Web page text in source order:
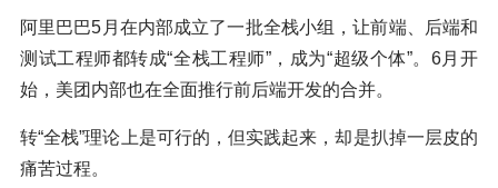
阿里巴巴5月在内部成立了一批全栈小组，让前端、后端和
测试工程师都转成“全栈工程师”，成为“超级个体”。6月开
始，美团内部也在全面推行前后端开发的合并。
转“全栈”理论上是可行的，但实践起来，却是扒掉一层皮的
痛苦过程。